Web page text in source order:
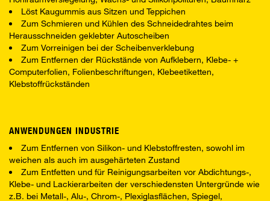
Löst Kaugummis aus Sitzen und Teppichen
Zum Schmieren und Kühlen des Schneidedrahtes beim
Herausschneiden geklebter Autoscheiben
Zum Vorreinigen bei der Scheibenverklebung
Zum Entfernen der Rückstände von Aufklebern, Klebe- +
Computerfolien, Folienbeschriftungen, Klebeetiketten,
Klebstoffrückständen
ANWENDUNGEN INDUSTRIE
Zum Entfernen von Silikon- und Klebstoffresten, sowohl im
weichen als auch im ausgehärteten Zustand
Zum Entfetten und für Reinigungsarbeiten vor Abdichtungs-,
Klebe- und Lackierarbeiten der verschiedensten Untergründe wie
z.B. bei Metall-, Alu-, Chrom-, Plexiglasflächen, Spiegel,